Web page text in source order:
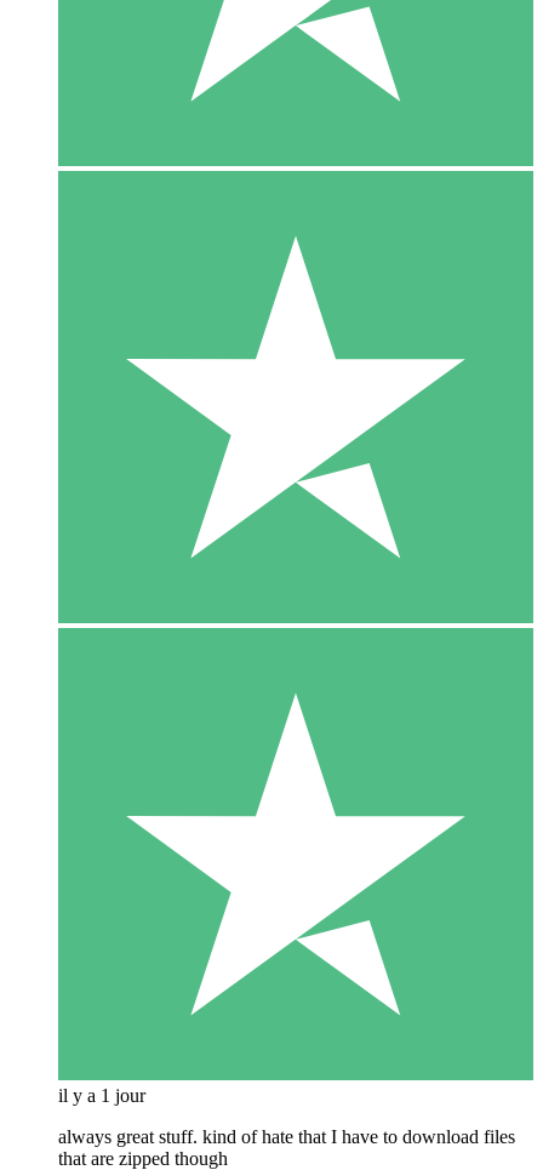
il y a 1 jour
always great stuff. kind of hate that I have to download files
that are zipped though